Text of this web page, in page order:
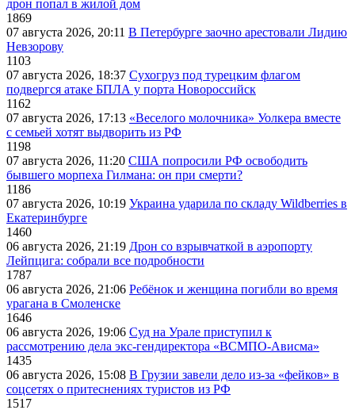
дрон попал в жилой дом
1869
07 августа 2026, 20:11 В Петербурге заочно арестовали Лидию
Невзорову
1103
07 августа 2026, 18:37 Сухогруз под турецким флагом
подвергся атаке БПЛА у порта Новороссийск
1162
07 августа 2026, 17:13 «Веселого молочника» Уолкера вместе
с семьей хотят выдворить из РФ
1198
07 августа 2026, 11:20 США попросили РФ освободить
бывшего морпеха Гилмана: он при смерти?
1186
07 августа 2026, 10:19 Украина ударила по складу Wildberries в
Екатеринбурге
1460
06 августа 2026, 21:19 Дрон со взрывчаткой в аэропорту
Лейпцига: собрали все подробности
1787
06 августа 2026, 21:06 Ребёнок и женщина погибли во время
урагана в Смоленске
1646
06 августа 2026, 19:06 Суд на Урале приступил к
рассмотрению дела экс-гендиректора «ВСМПО-Ависма»
1435
06 августа 2026, 15:08 В Грузии завели дело из-за «фейков» в
соцсетях о притеснениях туристов из РФ
1517